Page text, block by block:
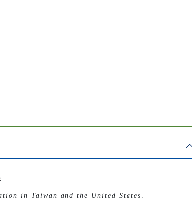
in Taiwan and the United States .